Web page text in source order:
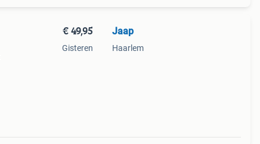
€ 49,95
Gisteren
Jaap
Haarlem